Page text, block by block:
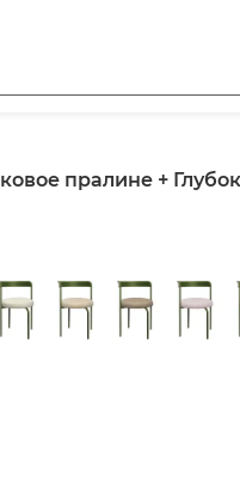
пралине +